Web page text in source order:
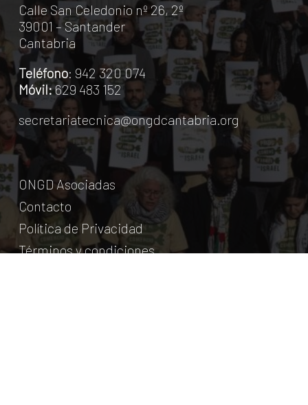
Calle San Celedonio nº 26, 2º
39001 – Santander
Cantabria
Teléfono: 942 320 074
Móvil:629 483 152
secretariatecnica@ongdcantabria.org
ONGD Asociadas
Contacto
Política de Privacidad
Términos y condiciones